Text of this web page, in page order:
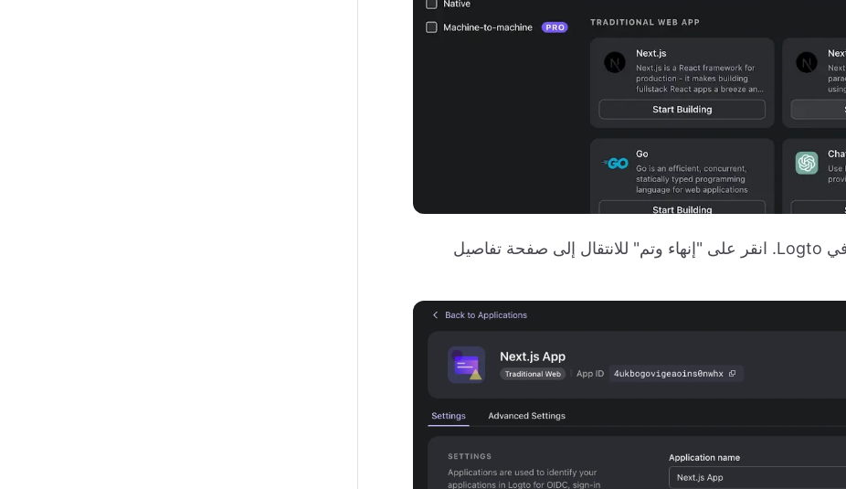
سوف يتم توجيهك إلى صفحة الدروس التعليمية في Logto. انقر على "إنهاء وتم" للانتقال إلى صفحة تفاصيل